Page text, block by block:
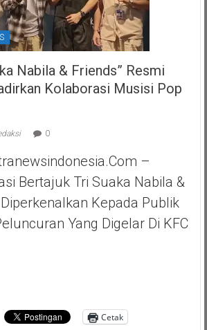
Nabila & Friends” Resmi
Kolaborasi Musisi Pop
0
–
Bertajuk Tri Suaka Nabila &
Kepada Publik
Yang Digelar Di KFC
Cetak